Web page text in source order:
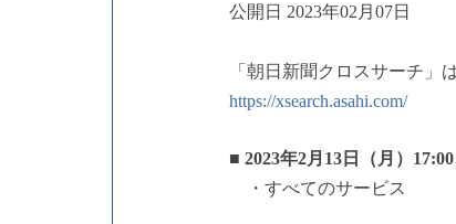
公開日 2023年02月07日
「朝日新聞クロスサーチ」
https://xsearch.asahi.com/
■ 2023年2月13日（月）
・すべてのサービス